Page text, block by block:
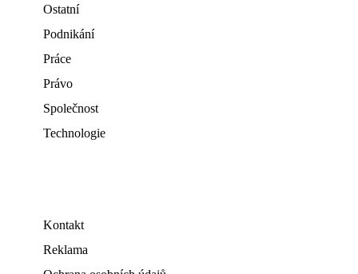
Ostatní
Podnikání
Práce
Právo
Společnost
Technologie
Kontakt
Reklama